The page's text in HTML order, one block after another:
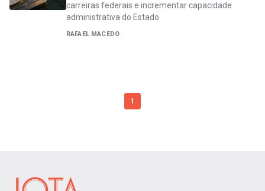
carreiras federais e incrementar capacidade
administrativa do Estado
RAFAEL MACEDO
1